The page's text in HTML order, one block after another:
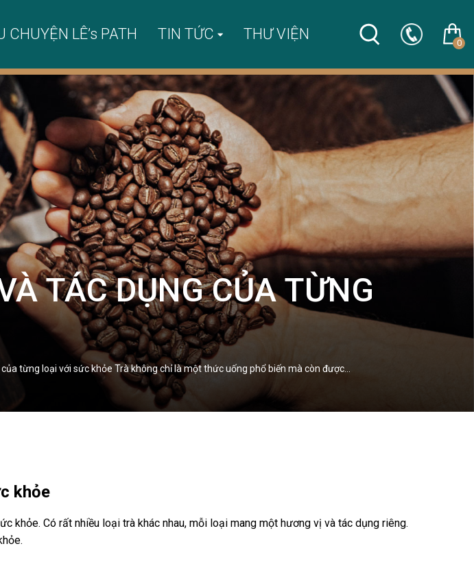
CHUYỆN LÊ’s PATH TIN TỨC THƯ VIỆN 0
TÁC DỤNG CỦA TỪNG
từng loại với sức khỏe Trà không chỉ là một thức uống phổ biến mà còn được…
khỏe
khỏe. Có rất nhiều loại trà khác nhau, mỗi loại mang một hương vị và tác dụng riêng.